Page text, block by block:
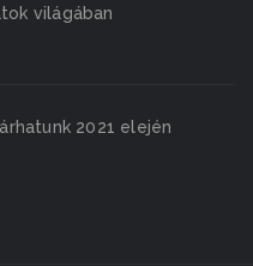
világában
2021 elején